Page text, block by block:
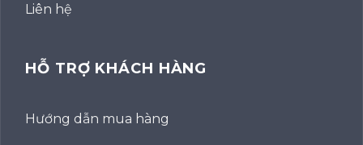
Liên hệ
HỖ TRỢ KHÁCH HÀNG
Hướng dẫn mua hàng